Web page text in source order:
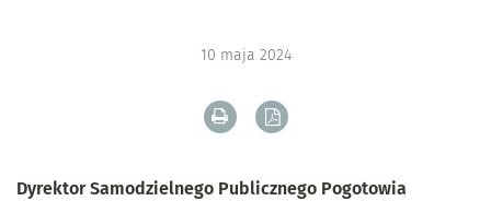
10 maja 2024
Drukuj zawartość bieżącej strony
Zapisz tekst bieżącej
Dyrektor Samodzielnego Publicznego Pogotowia